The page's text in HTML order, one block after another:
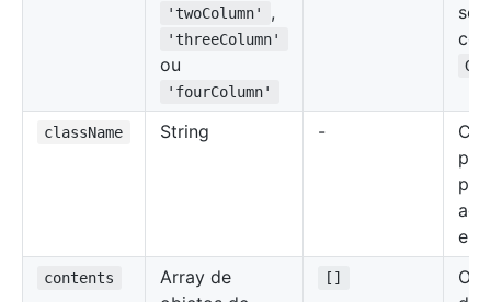
'twoColumn' ,
'threeColumn'
ou
'fourColumn'
className String -
contents
Array de
[]
O